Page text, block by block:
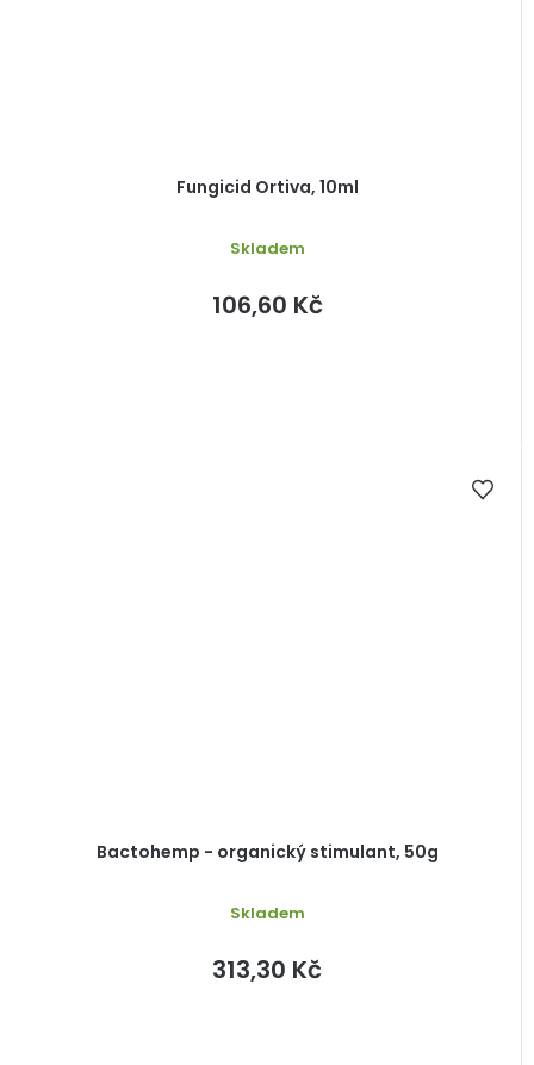
Fungicid Ortiva, 10ml
Skladem
106,60 Kč
Bactohemp - organický stimulant, 50g
Skladem
313,30 Kč